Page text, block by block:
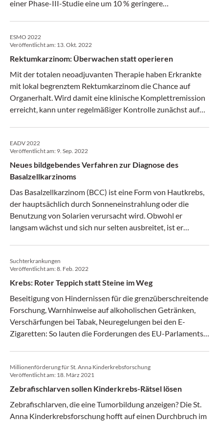
einer Phase-III-Studie eine um 10 % geringere
ESMO 2022
Veröffentlicht am: 13. Okt. 2022
Rektumkarzinom: Überwachen statt operieren
Mit der totalen neoadjuvanten Therapie haben Erkrankte
mit lokal begrenztem Rektumkarzinom die Chance auf
Organerhalt. Wird damit eine klinische Komplettremission
erreicht, kann unter regelmäßiger Kontrolle zunächst auf
EADV 2022
Veröffentlicht am: 9. Sep. 2022
Neues bildgebendes Verfahren zur Diagnose des
Basalzellkarzinoms
Das Basalzellkarzinom (BCC) ist eine Form von Hautkrebs,
der hauptsächlich durch Sonneneinstrahlung oder die
Benutzung von Solarien verursacht wird. Obwohl er
langsam wächst und sich nur selten ausbreitet, ist er
50 und 80 neuen Patienten pro 100.000 Personen und Jahr.
Suchterkrankungen
Veröffentlicht am:8. Feb. 2022
Krebs: Roter Teppich statt Steine im Weg
Beseitigung von Hindernissen für die grenzüberschreitende
Forschung, Warnhinweise auf alkoholischen Getränken,
Verschärfungen bei Tabak, Neuregelungen bei den E-
Zigaretten: So lauten die Forderungen des EU-Parlaments
Millionenförderung für St. Anna Kinderkrebsforschung
Veröffentlicht am: 18. März 2021
Zebrafischlarven sollen Kinderkrebs-Rätsel lösen
Zebrafischlarven, die eine Tumorbildung anzeigen? Die St.
Anna Kinderkrebsforschung hofft auf einen Durchbruch im